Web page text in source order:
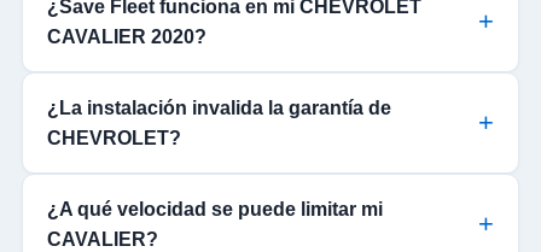
¿Save Fleet funciona en mi CHEVROLET
CAVALIER 2020?
¿La instalación invalida la garantía de
CHEVROLET?
¿A qué velocidad se puede limitar mi
CAVALIER?